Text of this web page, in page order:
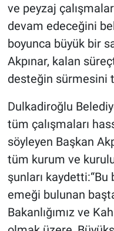
ve peyzaj
devam edeceğini
boyunca büyük bir
Akpınar, kalan
desteğin sürmesini
Dulkadiroğlu
tüm çalışmaları
söyleyen Başkan
tüm kurum ve
şunları
emeği bulunan
Bakanlığımız ve